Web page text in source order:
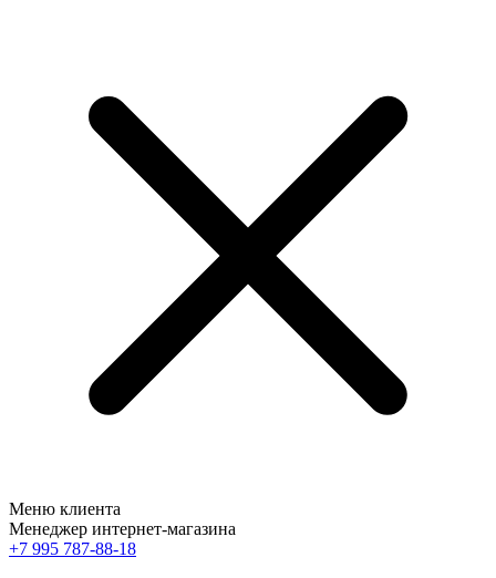
Меню клиента
Менеджер интернет-магазина
+7 995 787-88-18